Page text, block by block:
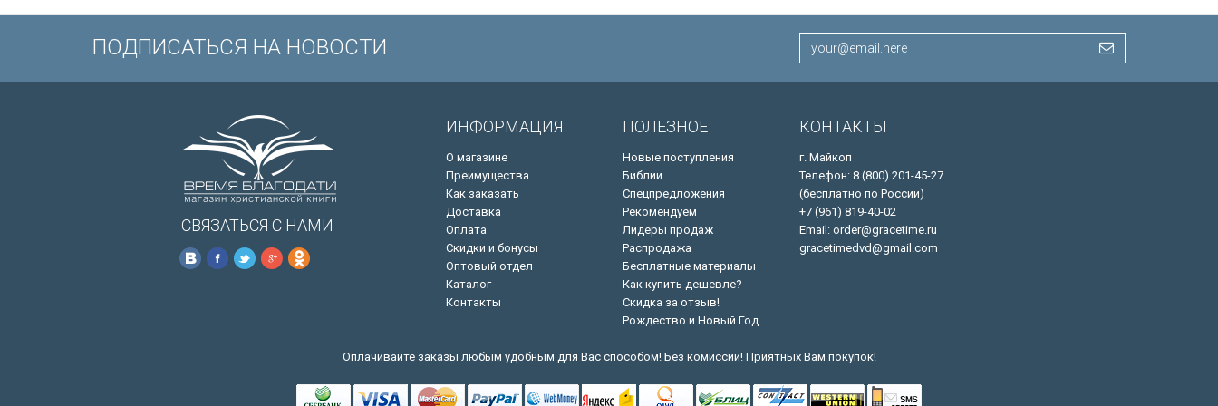
ПОДПИСАТЬСЯ НА НОВОСТИ
СВЯЗАТЬСЯ С НАМИ
ИНФОРМАЦИЯ
О магазине
Преимущества
Как заказать
Доставка
Оплата
Скидки и бонусы
Оптовый отдел
Каталог
Контакты
ПОЛЕЗНОЕ
Новые поступления
Библии
Спецпредложения
Рекомендуем
Лидеры продаж
Распродажа
Бесплатные материалы
Как купить дешевле?
Скидка за отзыв!
Рождество и Новый Год
КОНТАКТЫ
г. Майкоп
Телефон: 8 (800) 201-45-27
(бесплатно по России)
+7 (961) 819-40-02
Email: order@gracetime.ru
gracetimedvd@gmail.com
Оплачивайте заказы любым удобным для Вас способом! Без комиссии! Приятных Вам покупок!